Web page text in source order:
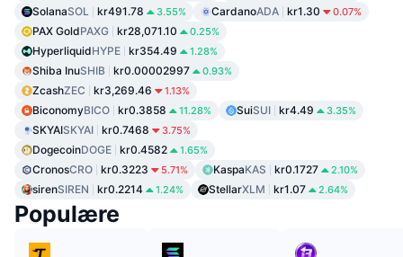
SolanaSOL kr491.78 3.55% CardanoADA kr1.30 0.07%
PAX GoldPAXG kr28,071.10 0.25%
HyperliquidHYPE kr354.49 1.28%
Shiba InuSHIB kr0.00002997 0.93%
ZcashZEC kr3,269.46 1.13%
BiconomyBICO kr0.3858 11.28% SuiSUI kr4.49 3.35%
SKYAISKYAI kr0.7468 3.75%
DogecoinDOGE kr0.4582 1.65%
CronosCRO kr0.3223 5.71% KaspaKAS kr0.1727 2.10%
sirenSIREN kr0.2214 1.24% StellarXLM kr1.07 2.64%
Populære